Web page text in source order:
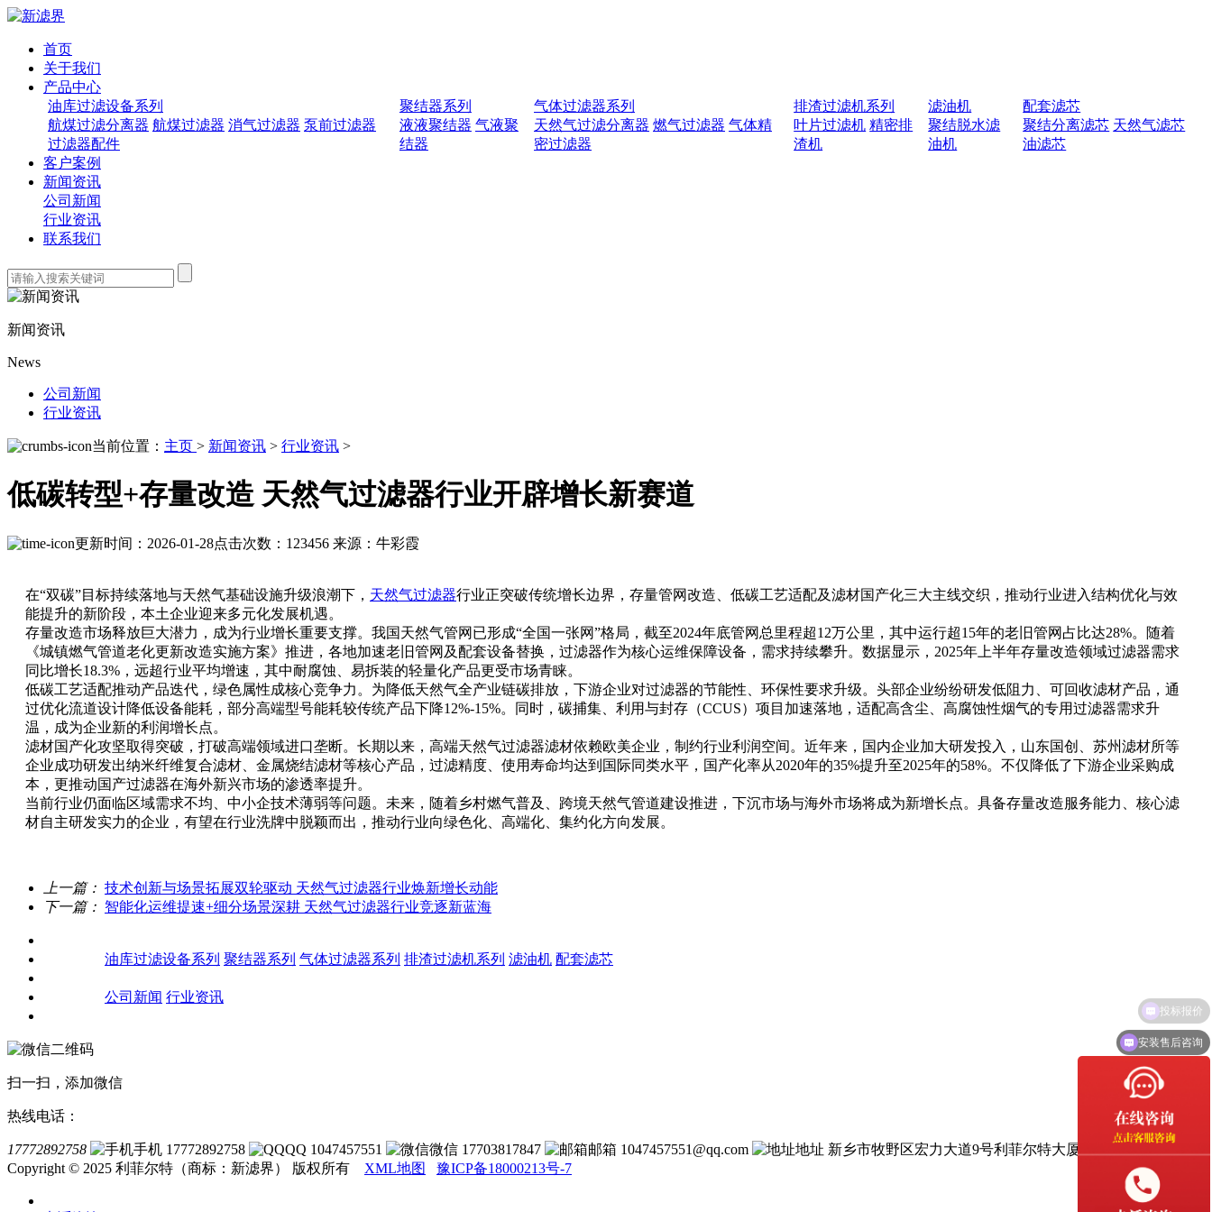
首页
关于我们
产品中心
油库过滤设备系列
航煤过滤分离器 航煤过滤器 消气过滤器 泵前过滤器
过滤器配件
聚结器系列
液液聚结器 气液聚
结器
气体过滤器系列
天然气过滤分离器 燃气过滤器 气体精
密过滤器
排渣过滤机系列
叶片过滤机 精密排
渣机
滤油机
聚结脱水滤
油机
配套滤芯
聚结分离滤芯 天然气滤芯
油滤芯
客户案例
新闻资讯
公司新闻
行业资讯
联系我们
新闻资讯
News
公司新闻
行业资讯
当前位置： 主页 > 新闻资讯 > 行业资讯 >
低碳转型+存量改造 天然气过滤器行业开辟增长新赛道
更新时间：2026-01-28点击次数：123456 来源：牛彩霞
在“双碳”目标持续落地与天然气基础设施升级浪潮下， 天然气过滤器行业正突破传统增长边界，存量管网改造、低碳工艺适配及滤材国产化三大主线交织，推动行业进入结构优化与效
能提升的新阶段，本土企业迎来多元化发展机遇。
存量改造市场释放巨大潜力，成为行业增长重要支撑。我国天然气管网已形成“全国一张网”格局，截至2024年底管网总里程超12万公里，其中运行超15年的老旧管网占比达28%。随着
《城镇燃气管道老化更新改造实施方案》推进，各地加速老旧管网及配套设备替换，过滤器作为核心运维保障设备，需求持续攀升。数据显示，2025年上半年存量改造领域过滤器需求
同比增长18.3%，远超行业平均增速，其中耐腐蚀、易拆装的轻量化产品更受市场青睐。
低碳工艺适配推动产品迭代，绿色属性成核心竞争力。为降低天然气全产业链碳排放，下游企业对过滤器的节能性、环保性要求升级。头部企业纷纷研发低阻力、可回收滤材产品，通
过优化流道设计降低设备能耗，部分高端型号能耗较传统产品下降12%-15%。同时，碳捕集、利用与封存（CCUS）项目加速落地，适配高含尘、高腐蚀性烟气的专用过滤器需求升
温，成为企业新的利润增长点。
滤材国产化攻坚取得突破，打破高端领域进口垄断。长期以来，高端天然气过滤器滤材依赖欧美企业，制约行业利润空间。近年来，国内企业加大研发投入，山东国创、苏州滤材所等
企业成功研发出纳米纤维复合滤材、金属烧结滤材等核心产品，过滤精度、使用寿命均达到国际同类水平，国产化率从2020年的35%提升至2025年的58%。不仅降低了下游企业采购成
本，更推动国产过滤器在海外新兴市场的渗透率提升。
当前行业仍面临区域需求不均、中小企技术薄弱等问题。未来，随着乡村燃气普及、跨境天然气管道建设推进，下沉市场与海外市场将成为新增长点。具备存量改造服务能力、核心滤
材自主研发实力的企业，有望在行业洗牌中脱颖而出，推动行业向绿色化、高端化、集约化方向发展。
上一篇： 技术创新与场景拓展双轮驱动 天然气过滤器行业焕新增长动能
下一篇： 智能化运维提速+细分场景深耕 天然气过滤器行业竞逐新蓝海
油库过滤设备系列 聚结器系列 气体过滤器系列 排渣过滤机系列 滤油机 配套滤芯
公司新闻 行业资讯
扫一扫，添加微信
热线电话：
17772892758 手机 17772892758 QQ 1047457551 微信 17703817847 邮箱 1047457551@qq.com
地址 新乡市牧野区宏力大道9号利菲尔特大厦
Copyright © 2025 利菲尔特（商标：新滤界） 版权所有 XML地图 豫ICP备18000213号-7
投标报价
安装售后咨询